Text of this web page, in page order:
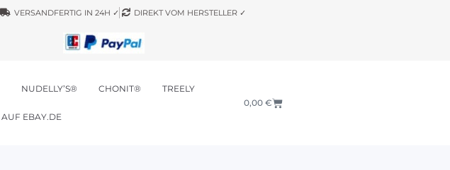
VERSANDFERTIG IN 24H ✓ DIREKT VOM HERSTELLER ✓
NUDELLY’S® CHONIT® TREELY
AUF EBAY.DE
0,00€